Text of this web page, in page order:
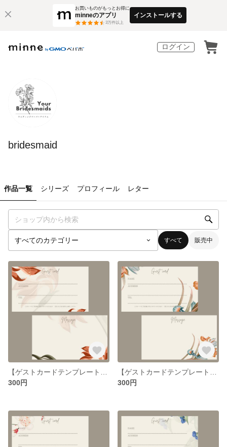
お買いものがもっとお得に
minneのアプリ
3万件以上
インストールする
ログイン
bridesmaid
作品一覧 シリーズ プロフィール レター
すべて 販売中
300円
300円